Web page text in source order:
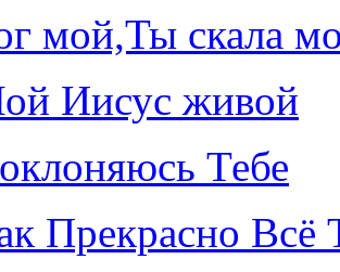
мой,Ты скала
Иисус живой
Тебе
Прекрасно Всё